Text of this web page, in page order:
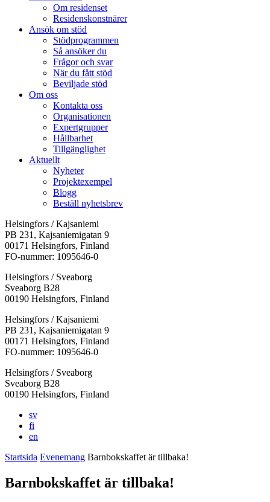
Om residenset
Residenskonstnärer
Ansök om stöd
Stödprogrammen
Så ansöker du
Frågor och svar
När du fått stöd
Beviljade stöd
Om oss
Kontakta oss
Organisationen
Expertgrupper
Hållbarhet
Tillgänglighet
Aktuellt
Nyheter
Projektexempel
Blogg
Beställ nyhetsbrev
Helsingfors / Kajsaniemi
PB 231, Kajsaniemigatan 9
00171 Helsingfors, Finland
FO-nummer: 1095646-0
Helsingfors / Sveaborg
Sveaborg B28
00190 Helsingfors, Finland
Facebook:
Öppnas
i
en
flik
Instagram:
Öppnas
i
en
flik
TikTok:
Öppnas
i
en
flik
Youtube:
Öppnas
i
en
flik
Vimeo:
Öppnas
i
en
flik
Helsingfors / Kajsaniemi
PB 231, Kajsaniemigatan 9
00171 Helsingfors, Finland
FO-nummer: 1095646-0
Helsingfors / Sveaborg
Sveaborg B28
00190 Helsingfors, Finland
sv
fi
en
Startsida Evenemang Barnbokskaffet är tillbaka!
Barnbokskaffet är tillbaka!